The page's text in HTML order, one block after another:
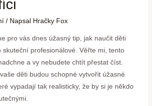
/ Napsal Hračky Fox
pro vás dnes úžasný tip, jak naučit děti
skuteční profesionálové. Věřte mi, tento
a vy nebudete chtít přestat číst.
děti budou schopné vytvořit úžasné
vypadají tak realisticky, že by si je někdo